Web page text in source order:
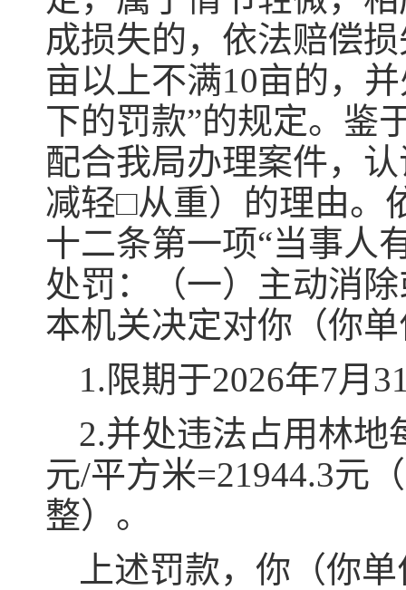
成损失的，依法赔偿
亩以上不满10亩的，
下的罚款”的规定。鉴
配合我局办理案件，
减轻□从重）的理由。
十二条第一项“当事人
处罚：（一）主动消
本机关决定对你（你
1.限期于2026年7月
2.并处违法占用林地
元/平方米=21944.3元
整）。
上述罚款，你（你